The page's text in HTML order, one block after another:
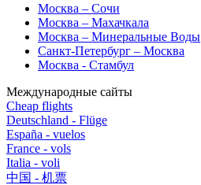
Москва – Сочи
Москва – Махачкала
Москва – Минеральные Воды
Санкт-Петербург – Москва
Москва - Стамбул
Международные сайты
Cheap flights
Deutschland - Flüge
España - vuelos
France - vols
Italia - voli
中国 - 机票